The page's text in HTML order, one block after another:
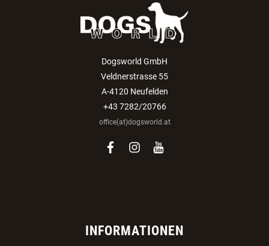
Dogsworld GmbH
Veldnerstrasse 55
A-4120 Neufelden
+43 7282/20766
office(at)dogsworld.at
facebook
instagram
youtube
INFORMATIONEN